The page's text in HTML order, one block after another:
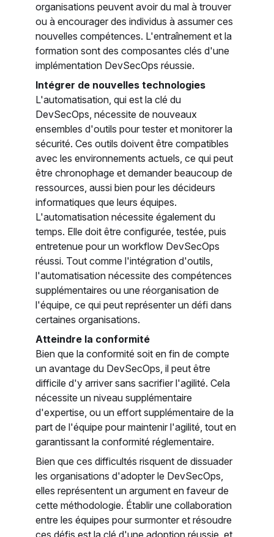
organisations peuvent avoir du mal à trouver
ou à encourager des individus à assumer ces
nouvelles compétences. L'entraînement et la
formation sont des composantes clés d'une
implémentation DevSecOps réussie.
Intégrer de nouvelles technologies
L'automatisation, qui est la clé du
DevSecOps, nécessite de nouveaux
ensembles d'outils pour tester et monitorer la
sécurité. Ces outils doivent être compatibles
avec les environnements actuels, ce qui peut
être chronophage et demander beaucoup de
ressources, aussi bien pour les décideurs
informatiques que leurs équipes.
L'automatisation nécessite également du
temps. Elle doit être configurée, testée, puis
entretenue pour un workflow DevSecOps
réussi. Tout comme l'intégration d'outils,
l'automatisation nécessite des compétences
supplémentaires ou une réorganisation de
l'équipe, ce qui peut représenter un défi dans
certaines organisations.
Atteindre la conformité
Bien que la conformité soit en fin de compte
un avantage du DevSecOps, il peut être
difficile d'y arriver sans sacrifier l'agilité. Cela
nécessite un niveau supplémentaire
d'expertise, ou un effort supplémentaire de la
part de l'équipe pour maintenir l'agilité, tout en
garantissant la conformité réglementaire.
Bien que ces difficultés risquent de dissuader
les organisations d'adopter le DevSecOps,
elles représentent un argument en faveur de
cette méthodologie. Établir une collaboration
entre les équipes pour surmonter et résoudre